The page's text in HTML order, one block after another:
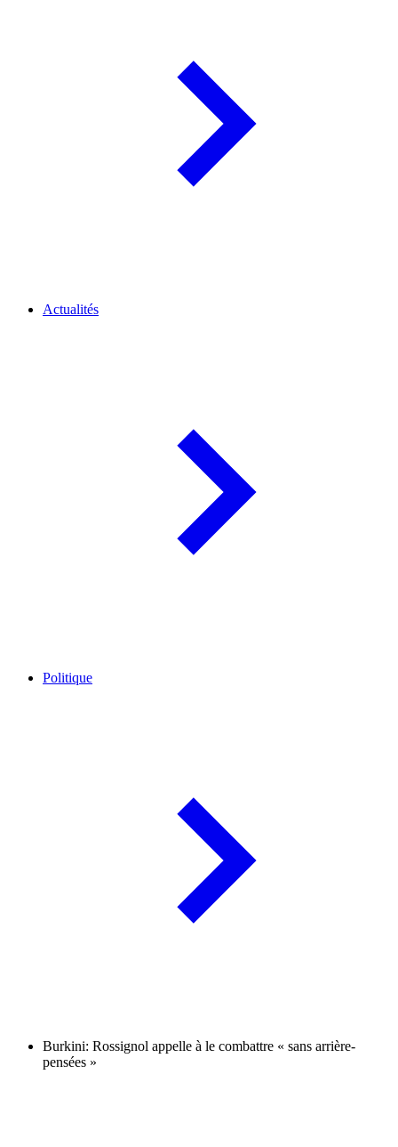
Actualités
Politique
Burkini: Rossignol appelle à le combattre « sans arrière-
pensées »